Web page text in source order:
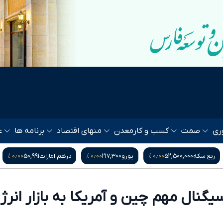
صمت کسب و کار معدن منهای اقتصاد برنامه ها
ربع سکه52,500,000۰٫۰۰ % یورو217,300۰٫۰۰ % درهم امارات50,991۰٫۰۰ %
مهم چین و آمریکا به بازار